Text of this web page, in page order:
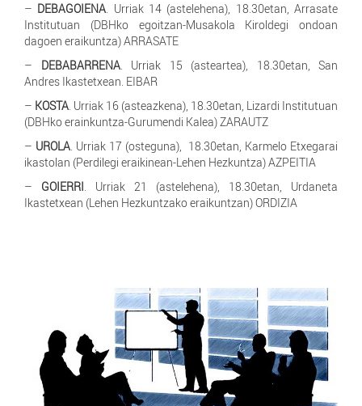
– DEBAGOIENA. Urriak 14 (astelehena), 18.30etan, Arrasate
Institutuan (DBHko egoitzan-Musakola Kiroldegi ondoan
dagoen eraikuntza) ARRASATE
– DEBABARRENA. Urriak 15 (asteartea), 18.30etan, San
Andres Ikastetxean. EIBAR
– KOSTA. Urriak 16 (asteazkena), 18.30etan, Lizardi Institutuan
(DBHko erainkuntza-Gurumendi Kalea) ZARAUTZ
– UROLA. Urriak 17 (osteguna), 18.30etan, Karmelo Etxegarai
ikastolan (Perdilegi eraikinean-Lehen Hezkuntza) AZPEITIA
– GOIERRI. Urriak 21 (astelehena), 18.30etan, Urdaneta
Ikastetxean (Lehen Hezkuntzako eraikuntzan) ORDIZIA